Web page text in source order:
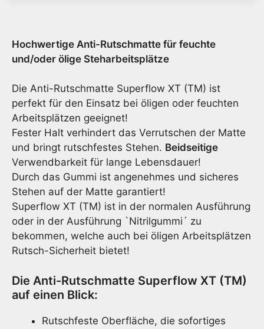
Hochwertige Anti-Rutschmatte für feuchte
und/oder ölige Steharbeitsplätze
Die Anti-Rutschmatte Superflow XT (TM) ist
perfekt für den Einsatz bei öligen oder feuchten
Arbeitsplätzen geeignet!
Fester Halt verhindert das Verrutschen der Matte
und bringt rutschfestes Stehen. Beidseitige
Verwendbarkeit für lange Lebensdauer!
Durch das Gummi ist angenehmes und sicheres
Stehen auf der Matte garantiert!
Superflow XT (TM) ist in der normalen Ausführung
oder in der Ausführung `Nitrilgummi´ zu
bekommen, welche auch bei öligen Arbeitsplätzen
Rutsch-Sicherheit bietet!
Die Anti-Rutschmatte Superflow XT (TM)
auf einen Blick:
Rutschfeste Oberfläche, die sofortiges